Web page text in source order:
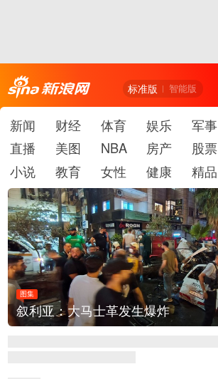
标准版 智能版
新闻 财经 体育 娱乐 军事
直播
美图 NBA 房产 股票
小说
教育 女性 健康 精品
图集
叙利亚：大马士革发生爆炸